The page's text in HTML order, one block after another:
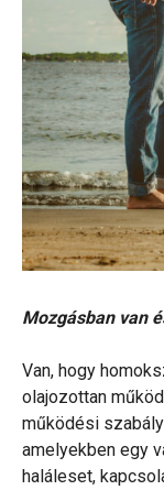
Mozgásban van
Van, hogy
olajozottan
működési
amelyekben egy
haláleset,